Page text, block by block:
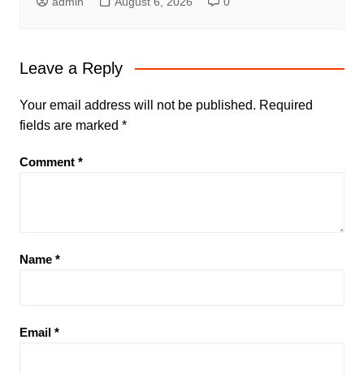
Leave a Reply
Your email address will not be published. Required
fields are marked *
Comment *
Name *
Email *